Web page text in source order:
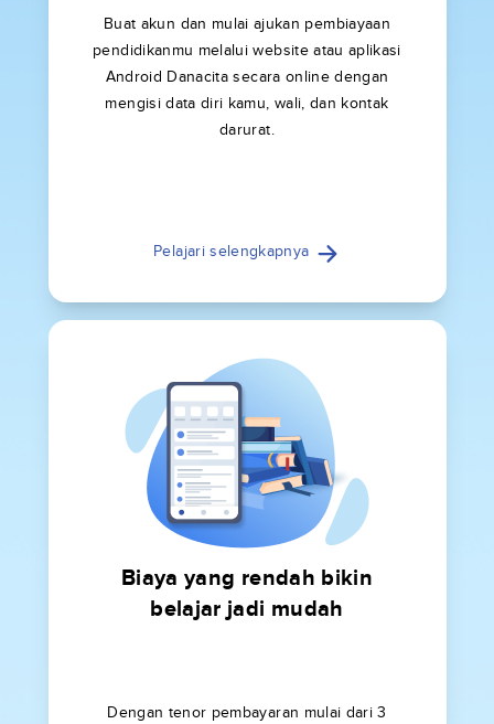
Buat akun dan mulai ajukan pembiayaan
pendidikanmu melalui website atau aplikasi
Android Danacita secara online dengan
mengisi data diri kamu, wali, dan kontak
darurat.
Pelajari selengkapnya
Biaya yang rendah bikin
belajar jadi mudah
Dengan tenor pembayaran mulai dari 3